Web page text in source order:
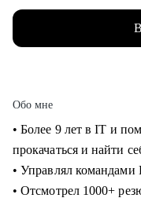
Обо мне
• Более 9 лет в IT и
прокачаться и найти
• Управлял командами
• Отсмотрел 1000+